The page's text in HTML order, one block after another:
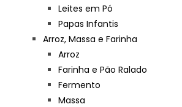
Leites em Pó
Papas Infantis
Arroz, Massa e Farinha
Arroz
Farinha e Pão Ralado
Fermento
Massa